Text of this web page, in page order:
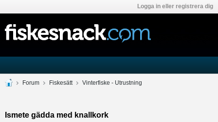
Logga in eller registrera dig
Forum Fiskesätt Vinterfiske - Utrustning
Ismete gädda med knallkork